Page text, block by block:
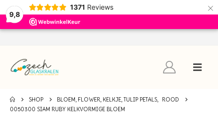
9,8
1371 Reviews ×
SHOP BLOEM, FLOWER, KELKJE, TULIP PETALS, ROOD
0050300 SIAM RUBY KELKVORMIGE BLOEM